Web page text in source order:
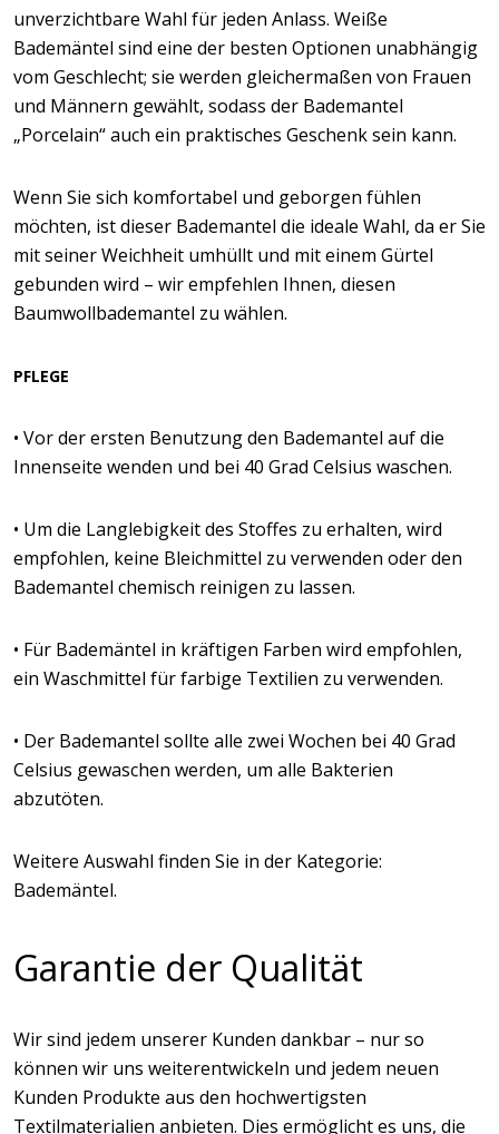
unverzichtbare Wahl für jeden Anlass. Weiße
Bademäntel sind eine der besten Optionen unabhängig
vom Geschlecht; sie werden gleichermaßen von Frauen
und Männern gewählt, sodass der Bademantel
„Porcelain“ auch ein praktisches Geschenk sein kann.
Wenn Sie sich komfortabel und geborgen fühlen
möchten, ist dieser Bademantel die ideale Wahl, da er Sie
mit seiner Weichheit umhüllt und mit einem Gürtel
gebunden wird – wir empfehlen Ihnen, diesen
Baumwollbademantel zu wählen.
PFLEGE
• Vor der ersten Benutzung den Bademantel auf die
Innenseite wenden und bei 40 Grad Celsius waschen.
• Um die Langlebigkeit des Stoffes zu erhalten, wird
empfohlen, keine Bleichmittel zu verwenden oder den
Bademantel chemisch reinigen zu lassen.
• Für Bademäntel in kräftigen Farben wird empfohlen,
ein Waschmittel für farbige Textilien zu verwenden.
• Der Bademantel sollte alle zwei Wochen bei 40 Grad
Celsius gewaschen werden, um alle Bakterien
abzutöten.
Weitere Auswahl finden Sie in der Kategorie:
Bademäntel.
Garantie der Qualität
Wir sind jedem unserer Kunden dankbar – nur so
können wir uns weiterentwickeln und jedem neuen
Kunden Produkte aus den hochwertigsten
Textilmaterialien anbieten. Dies ermöglicht es uns, die